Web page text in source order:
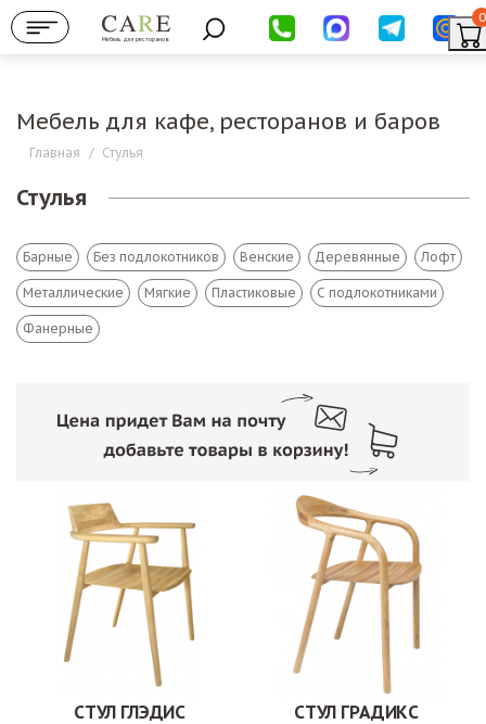
Мебель для ресторанов
0
Мебель для кафе, ресторанов и баров
Главная / Стулья
Стулья
Барные Без подлокотников Венские Деревянные Лофт
Металлические Мягкие Пластиковые С подлокотниками
Фанерные
СТУЛ ГЛЭДИС СТУЛ ГРАДИКС